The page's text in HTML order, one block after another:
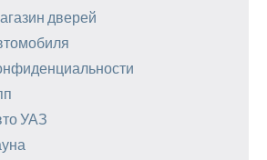
дверей
УАЗ